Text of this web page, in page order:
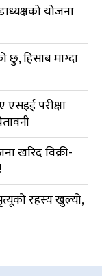
योजना
हिसाब माग्दा
एसइई परीक्षा
खरिद विक्री-
रहस्य खुल्यो,